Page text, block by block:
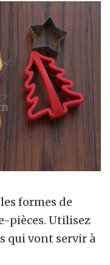
formes de
pièces. Utilisez
qui vont servir à